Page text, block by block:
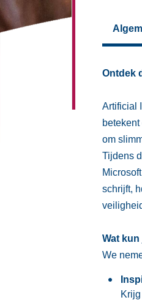
Ontdek
Artificial
om
Tijdens
schrijft,
Wat
We